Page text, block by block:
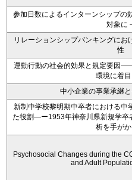
参加日数によるインターンシップの
対象に
リレーションシップバンキングにお
性
運動行動の社会的効果と規定要因
環境に着
中小企業の事業承継
新制中学校黎明期中卒者における中
た役割―ー1953年神奈川県新規学卒
析を手が
Psychosocial Changes during the
and Adult